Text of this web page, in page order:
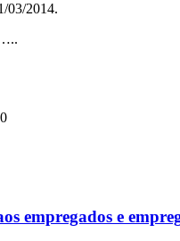
03/2014.
e